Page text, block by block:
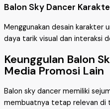
Balon Sky Dancer
Menggunakan desain karakter
daya tarik visual dan interaksi
Keunggulan Balon
Media Promosi Lain
Balon sky dancer memiliki
membuatnya tetap relevan di